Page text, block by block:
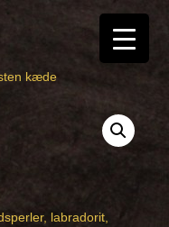
kæde
labradorit,